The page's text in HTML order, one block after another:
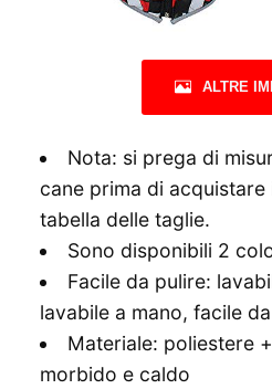
ALTRE
Nota: si prega di
cane prima di acquistare
tabella delle taglie.
Sono disponibili 2
Facile da pulire:
lavabile a mano, facile
Materiale: poliestere
morbido e caldo